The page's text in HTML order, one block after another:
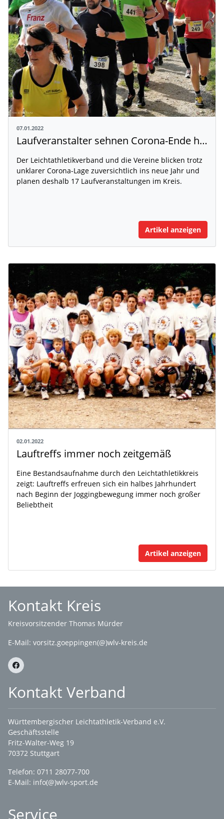
07.01.2022
Laufveranstalter sehnen Corona-Ende herbei
Der Leichtathletikverband und die Vereine blicken trotz
unklarer Corona-Lage zuversichtlich ins neue Jahr und
planen deshalb 17 Laufveranstaltungen im Kreis.
Artikel anzeigen
02.01.2022
Lauftreffs immer noch zeitgemäß
Eine Bestandsaufnahme durch den Leichtathletikkreis
zeigt: Lauftreffs erfreuen sich ein halbes Jahrhundert
nach Beginn der Joggingbewegung immer noch großer
Beliebtheit
Artikel anzeigen
Kontakt Kreis
Kreisvorsitzender Thomas Mürder
E-Mail: vorsitz.goeppingen(@)wlv-kreis.de
Kontakt Verband
Württembergischer Leichtathletik-Verband e.V.
Geschäftsstelle
Fritz-Walter-Weg 19
70372 Stuttgart
Telefon: 0711 28077-700
E-Mail: info(@)wlv-sport.de
Service